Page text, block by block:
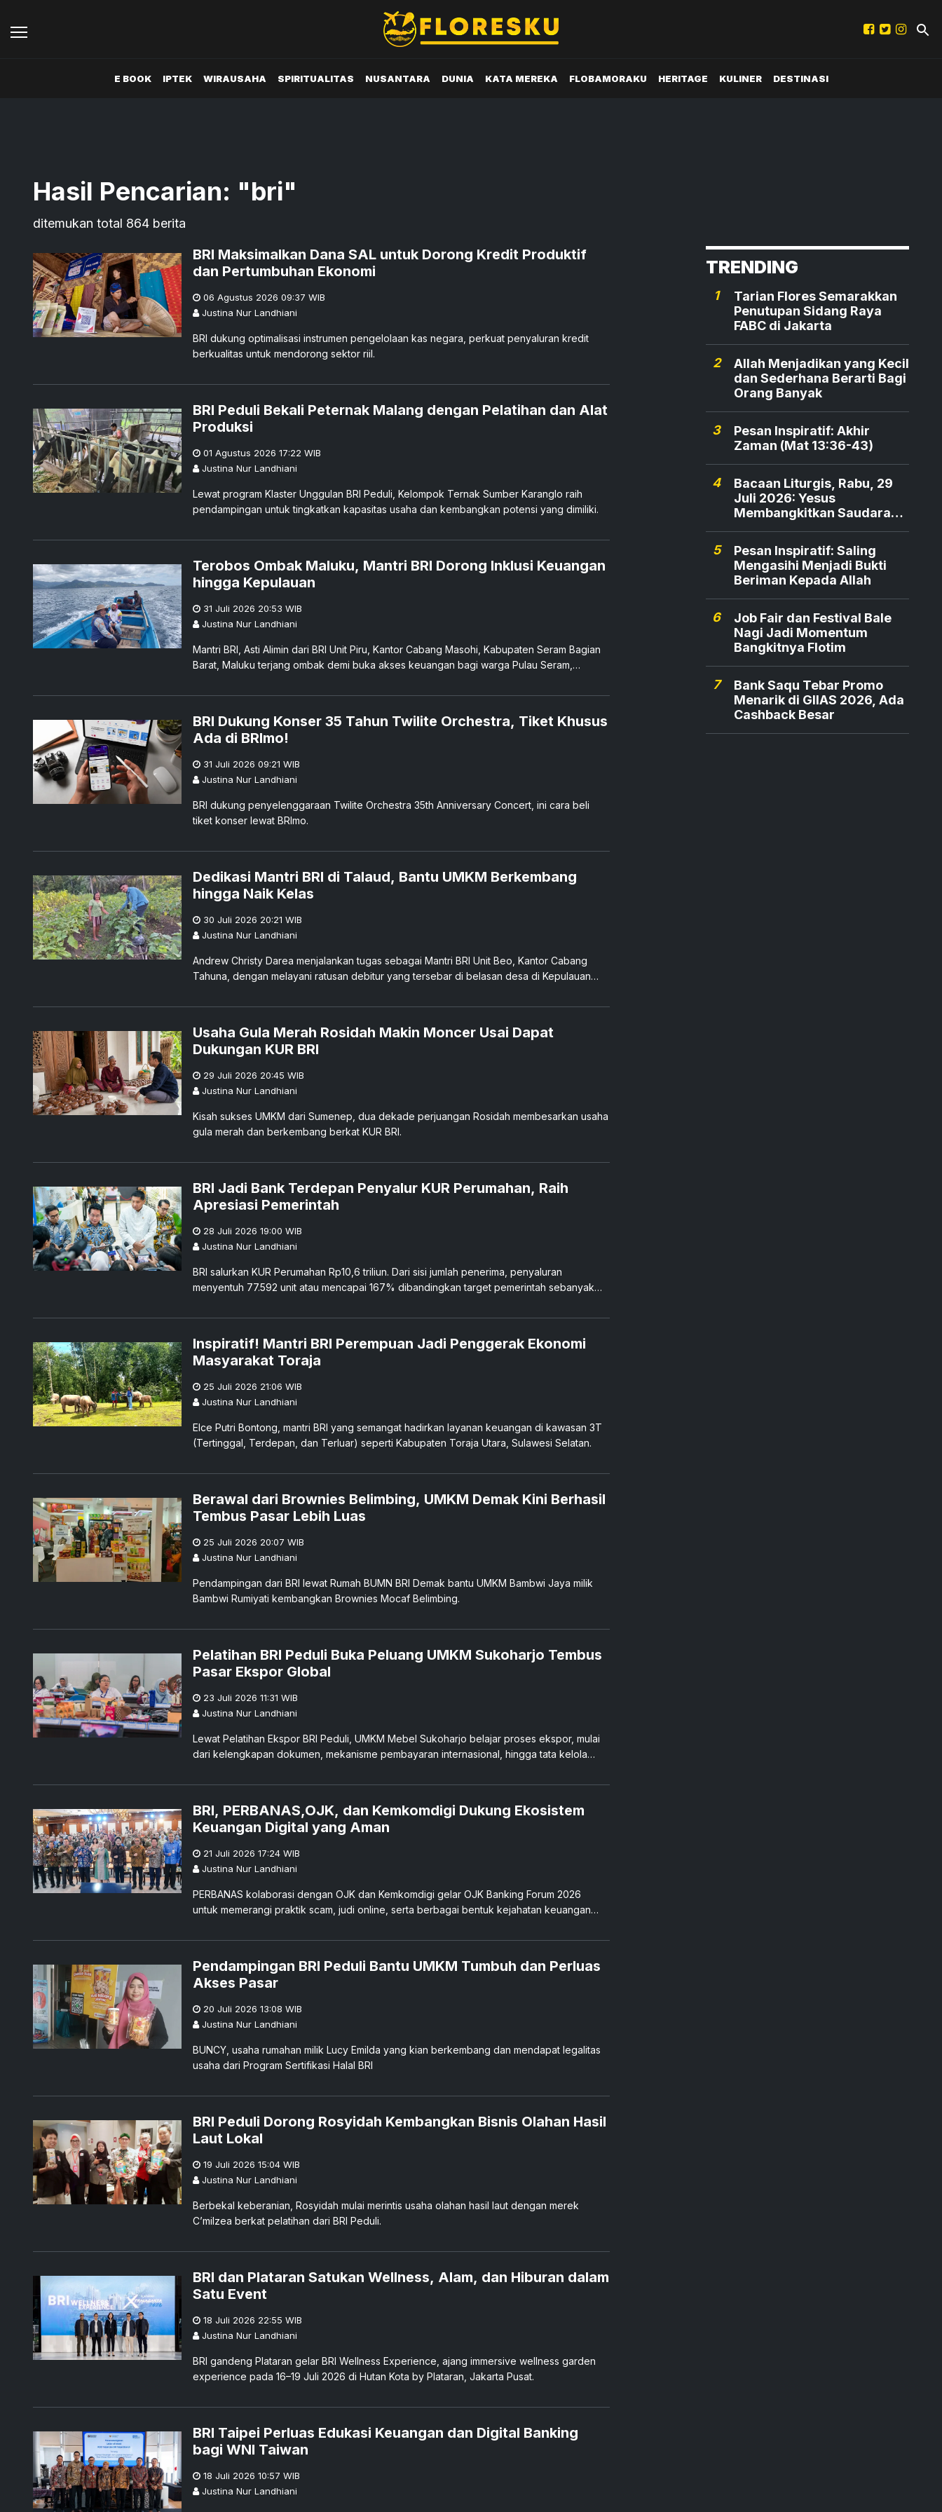
E BOOK IPTEK WIRAUSAHA SPIRITUALITAS NUSANTARA DUNIA KATA MEREKA FLOBAMORAKU HERITAGE KULINER DESTINASI
Hasil Pencarian: "bri"
ditemukan total 864 berita
BRI Maksimalkan Dana SAL untuk Dorong Kredit Produktif
dan Pertumbuhan Ekonomi
06 Agustus 2026 09:37 WIB
Justina Nur Landhiani
BRI dukung optimalisasi instrumen pengelolaan kas negara, perkuat penyaluran kredit
berkualitas untuk mendorong sektor riil.
BRI Peduli Bekali Peternak Malang dengan Pelatihan dan Alat
Produksi
01 Agustus 2026 17:22 WIB
Justina Nur Landhiani
Lewat program Klaster Unggulan BRI Peduli, Kelompok Ternak Sumber Karanglo raih
pendampingan untuk tingkatkan kapasitas usaha dan kembangkan potensi yang dimiliki.
Terobos Ombak Maluku, Mantri BRI Dorong Inklusi Keuangan
hingga Kepulauan
31 Juli 2026 20:53 WIB
Justina Nur Landhiani
Mantri BRI, Asti Alimin dari BRI Unit Piru, Kantor Cabang Masohi, Kabupaten Seram Bagian
Barat, Maluku terjang ombak demi buka akses keuangan bagi warga Pulau Seram,
BRI Dukung Konser 35 Tahun Twilite Orchestra, Tiket Khusus
Ada di BRImo!
31 Juli 2026 09:21 WIB
Justina Nur Landhiani
BRI dukung penyelenggaraan Twilite Orchestra 35th Anniversary Concert, ini cara beli
tiket konser lewat BRImo.
Dedikasi Mantri BRI di Talaud, Bantu UMKM Berkembang
hingga Naik Kelas
30 Juli 2026 20:21 WIB
Justina Nur Landhiani
Andrew Christy Darea menjalankan tugas sebagai Mantri BRI Unit Beo, Kantor Cabang
Tahuna, dengan melayani ratusan debitur yang tersebar di belasan desa di Kepulauan
Usaha Gula Merah Rosidah Makin Moncer Usai Dapat
Dukungan KUR BRI
29 Juli 2026 20:45 WIB
Justina Nur Landhiani
Kisah sukses UMKM dari Sumenep, dua dekade perjuangan Rosidah membesarkan usaha
gula merah dan berkembang berkat KUR BRI.
BRI Jadi Bank Terdepan Penyalur KUR Perumahan, Raih
Apresiasi Pemerintah
28 Juli 2026 19:00 WIB
Justina Nur Landhiani
BRI salurkan KUR Perumahan Rp10,6 triliun. Dari sisi jumlah penerima, penyaluran
menyentuh 77.592 unit atau mencapai 167% dibandingkan target pemerintah sebanyak
Inspiratif! Mantri BRI Perempuan Jadi Penggerak Ekonomi
Masyarakat Toraja
25 Juli 2026 21:06 WIB
Justina Nur Landhiani
Elce Putri Bontong, mantri BRI yang semangat hadirkan layanan keuangan di kawasan 3T
(Tertinggal, Terdepan, dan Terluar) seperti Kabupaten Toraja Utara, Sulawesi Selatan.
Berawal dari Brownies Belimbing, UMKM Demak Kini Berhasil
Tembus Pasar Lebih Luas
25 Juli 2026 20:07 WIB
Justina Nur Landhiani
Pendampingan dari BRI lewat Rumah BUMN BRI Demak bantu UMKM Bambwi Jaya milik
Bambwi Rumiyati kembangkan Brownies Mocaf Belimbing.
Pelatihan BRI Peduli Buka Peluang UMKM Sukoharjo Tembus
Pasar Ekspor Global
23 Juli 2026 11:31 WIB
Justina Nur Landhiani
Lewat Pelatihan Ekspor BRI Peduli, UMKM Mebel Sukoharjo belajar proses ekspor, mulai
dari kelengkapan dokumen, mekanisme pembayaran internasional, hingga tata kelola
BRI, PERBANAS,OJK, dan Kemkomdigi Dukung Ekosistem
Keuangan Digital yang Aman
21 Juli 2026 17:24 WIB
Justina Nur Landhiani
PERBANAS kolaborasi dengan OJK dan Kemkomdigi gelar OJK Banking Forum 2026
untuk memerangi praktik scam, judi online, serta berbagai bentuk kejahatan keuangan
Pendampingan BRI Peduli Bantu UMKM Tumbuh dan Perluas
Akses Pasar
20 Juli 2026 13:08 WIB
Justina Nur Landhiani
BUNCY, usaha rumahan milik Lucy Emilda yang kian berkembang dan mendapat legalitas
usaha dari Program Sertifikasi Halal BRI
BRI Peduli Dorong Rosyidah Kembangkan Bisnis Olahan Hasil
Laut Lokal
19 Juli 2026 15:04 WIB
Justina Nur Landhiani
Berbekal keberanian, Rosyidah mulai merintis usaha olahan hasil laut dengan merek
C’milzea berkat pelatihan dari BRI Peduli.
BRI dan Plataran Satukan Wellness, Alam, dan Hiburan dalam
Satu Event
18 Juli 2026 22:55 WIB
Justina Nur Landhiani
BRI gandeng Plataran gelar BRI Wellness Experience, ajang immersive wellness garden
experience pada 16–19 Juli 2026 di Hutan Kota by Plataran, Jakarta Pusat.
BRI Taipei Perluas Edukasi Keuangan dan Digital Banking
bagi WNI Taiwan
18 Juli 2026 10:57 WIB
Justina Nur Landhiani
TRENDING
1
Tarian Flores Semarakkan
Penutupan Sidang Raya
FABC di Jakarta
2
Allah Menjadikan yang Kecil
dan Sederhana Berarti Bagi
Orang Banyak
3
Pesan Inspiratif: Akhir
Zaman (Mat 13:36-43)
4
Bacaan Liturgis, Rabu, 29
Juli 2026: Yesus
Membangkitkan Saudara
Maria dan Marta
5
Pesan Inspiratif: Saling
Mengasihi Menjadi Bukti
Beriman Kepada Allah
6
Job Fair dan Festival Bale
Nagi Jadi Momentum
Bangkitnya Flotim
7
Bank Saqu Tebar Promo
Menarik di GIIAS 2026, Ada
Cashback Besar